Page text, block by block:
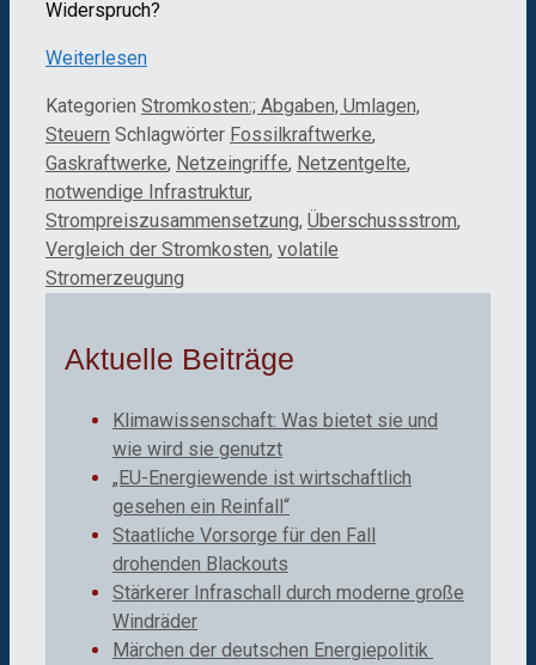
Widerspruch?
Weiterlesen
Kategorien Stromkosten:; Abgaben, Umlagen,
Steuern Schlagwörter Fossilkraftwerke,
Gaskraftwerke, Netzeingriffe, Netzentgelte,
notwendige Infrastruktur,
Strompreiszusammensetzung, Überschussstrom,
Vergleich der Stromkosten, volatile
Stromerzeugung
Aktuelle Beiträge
Klimawissenschaft: Was bietet sie und
wie wird sie genutzt
„EU-Energiewende ist wirtschaftlich
gesehen ein Reinfall“
Staatliche Vorsorge für den Fall
drohenden Blackouts
Stärkerer Infraschall durch moderne große
Windräder
Märchen der deutschen Energiepolitik